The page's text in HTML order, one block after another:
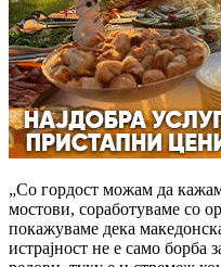
„Со гордост можам да
мостови, соработуваме со
покажуваме дека
истрајност не е само борба